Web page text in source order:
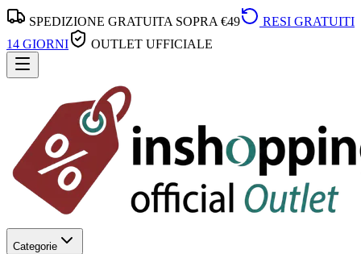
SPEDIZIONE GRATUITA SOPRA €49
RESI GRATUITI
14 GIORNI
OUTLET UFFICIALE
Categorie